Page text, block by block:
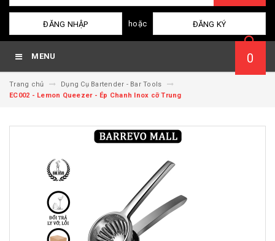
ĐĂNG NHẬP hoặc ĐĂNG KÝ
MENU 0
Trang chủ
Dụng Cụ Bartender - Bar Tools
EC002 - Lemon Queezer - Ép Chanh Inox cỡ Trung